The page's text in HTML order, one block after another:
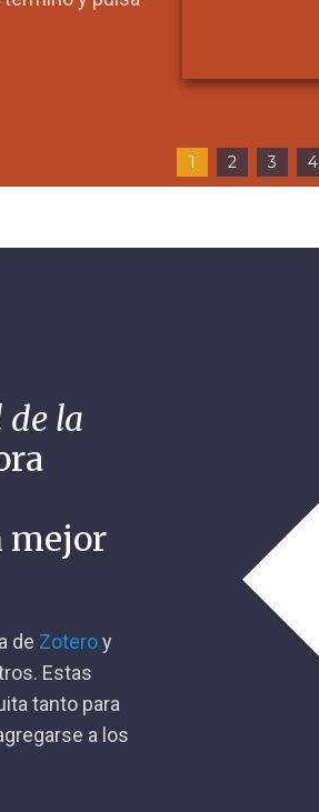
1 2 3 4
la
mejor
de Zoteroy
Estas
tanto para
a los